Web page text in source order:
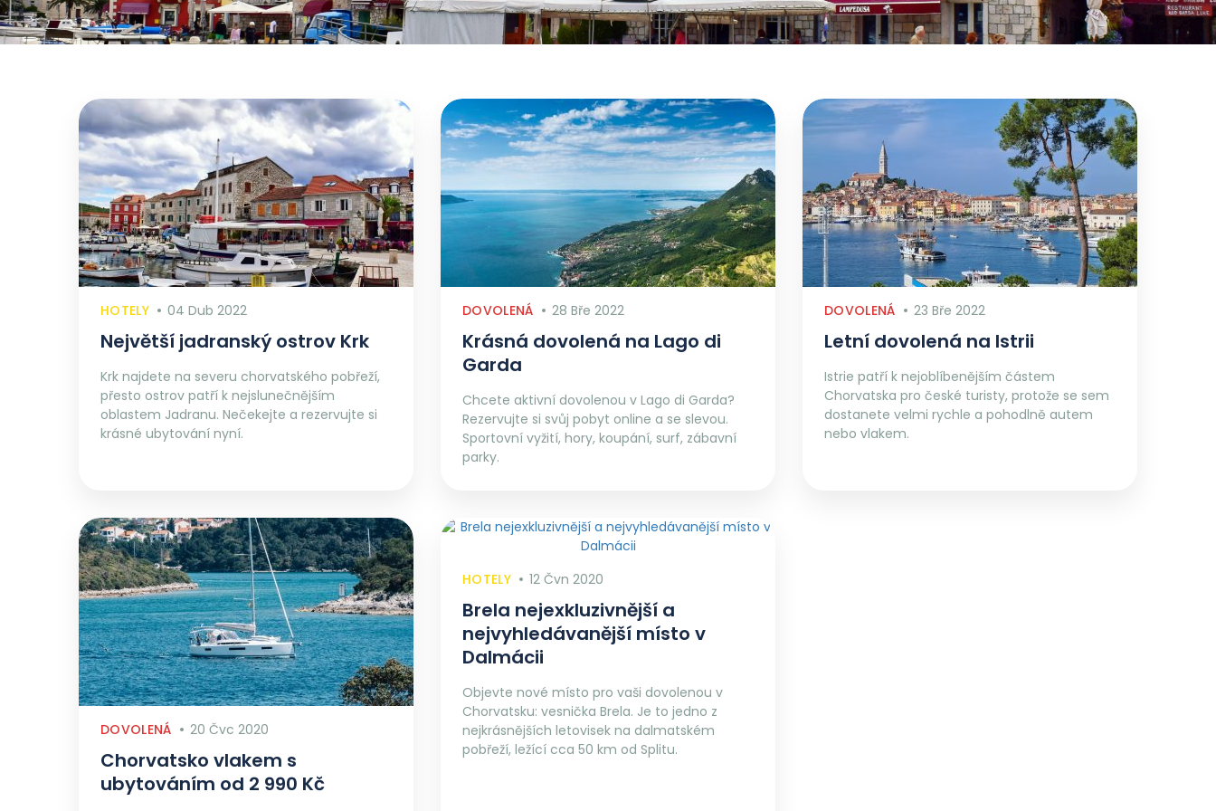
HOTELY 04 Dub 2022
Největší jadranský ostrov Krk
Krk najdete na severu chorvatského pobřeží,
přesto ostrov patří k nejslunečnějším
oblastem Jadranu. Nečekejte a rezervujte si
krásné ubytování nyní.
DOVOLENÁ 28 Bře 2022
Krásná dovolená na Lago di
Garda
Chcete aktivní dovolenou v Lago di Garda?
Rezervujte si svůj pobyt online a se slevou.
Sportovní vyžití, hory, koupání, surf, zábavní
parky.
DOVOLENÁ 23 Bře 2022
Letní dovolená na Istrii
Istrie patří k nejoblíbenějším částem
Chorvatska pro české turisty, protože se sem
dostanete velmi rychle a pohodlně autem
nebo vlakem.
DOVOLENÁ 20 Čvc 2020
Chorvatsko vlakem s
ubytováním od 2 990 Kč
HOTELY 12 Čvn 2020
Brela nejexkluzivnější a
nejvyhledávanější místo v
Dalmácii
Objevte nové místo pro vaši dovolenou v
Chorvatsku: vesnička Brela. Je to jedno z
nejkrásnějších letovisek na dalmatském
pobřeží, ležící cca 50 km od Splitu.